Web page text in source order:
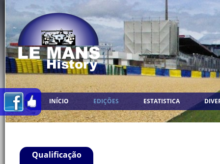
INÍCIO EDIÇÕES ESTATISTICA
Qualificação